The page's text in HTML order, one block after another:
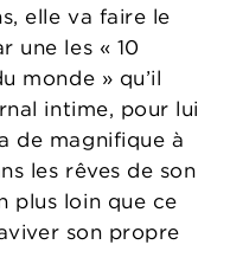
elle va faire le
une les « 10
monde » qu’il
intime, pour lui
de magnifique à
les rêves de son
plus loin que ce
son propre